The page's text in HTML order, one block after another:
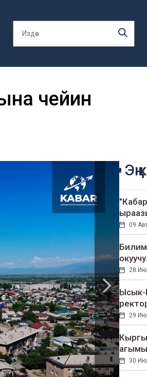
чейин
Эң
09
Билим
28
Ысык-
29
30